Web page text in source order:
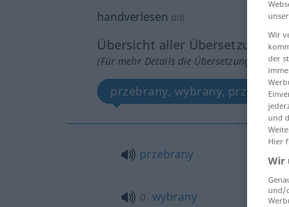
handverlesen adj
Übersicht aller Übersetzungen
(Für mehr Details die Übersetzung
przebrany, wybrany, przesiany
przebrany
a. wybrany
Wir
der
und
Hier
Wir
und/